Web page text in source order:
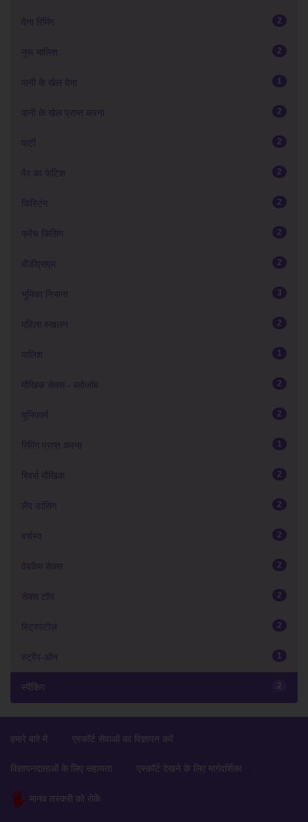
देना रिमिंग 2
नुरू मालिश 2
पानी के खेल देना 1
पानी के खेल प्राप्त करना 2
पार्टी 2
पैर का फेटिश 2
फिस्टिंग 2
फ्रेंच किसिंग 2
बीडीएसएम 2
भूमिका निभाना 3
महिला स्खलन 2
मालिश 1
मौखिक सेक्स - ब्लोजॉब 2
यूनिफार्म 2
रिमिंग प्राप्त करना 1
रिवर्स मौखिक 2
लैप डांसिंग 2
वर्चस्व 2
वेबकैम सेक्स 2
सेक्स टॉय 2
स्ट्रिपटीज़ 2
स्ट्रैप-ऑन 1
स्पैंकिंग 2
हमारे बारे में एस्कॉर्ट सेवाओं का विज्ञापन करें
विज्ञापनदाताओं के लिए सहायता एस्कॉर्ट देखने के लिए मार्गदर्शिका
मानव तस्करी को रोकें